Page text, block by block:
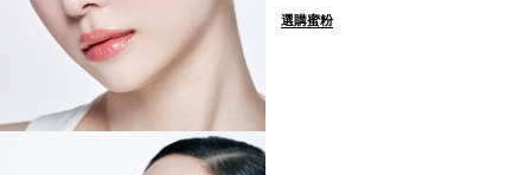
選購蜜粉